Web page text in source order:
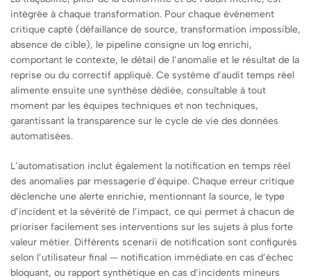
intégrée à chaque transformation. Pour chaque événement
critique capté (défaillance de source, transformation impossible,
absence de cible), le pipeline consigne un log enrichi,
comportant le contexte, le détail de l’anomalie et le résultat de la
reprise ou du correctif appliqué. Ce système d’audit temps réel
alimente ensuite une synthèse dédiée, consultable à tout
moment par les équipes techniques et non techniques,
garantissant la transparence sur le cycle de vie des données
automatisées.
L’automatisation inclut également la notification en temps réel
des anomalies par messagerie d’équipe. Chaque erreur critique
déclenche une alerte enrichie, mentionnant la source, le type
d’incident et la sévérité de l’impact, ce qui permet à chacun de
prioriser facilement ses interventions sur les sujets à plus forte
valeur métier. Différents scenarii de notification sont configurés
selon l’utilisateur final — notification immédiate en cas d’échec
bloquant, ou rapport synthétique en cas d’incidents mineurs